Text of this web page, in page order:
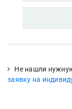
Не нашли
заявку на